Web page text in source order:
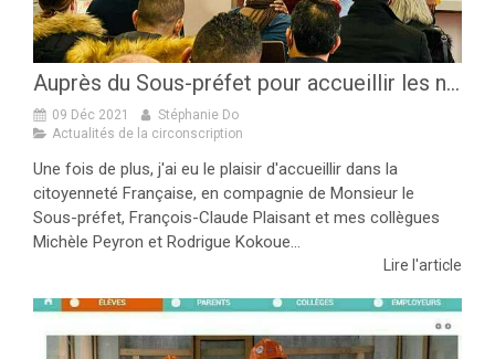
Auprès du Sous-préfet pour accueillir les nouveaux Français !
09 Déc 2021
Stéphanie Do
Actualités de la circonscription
Une fois de plus, j'ai eu le plaisir d'accueillir dans la
citoyenneté Française, en compagnie de Monsieur le
Sous-préfet, François-Claude Plaisant et mes collègues
Michèle Peyron et Rodrigue Kokoue...
Lire l'article